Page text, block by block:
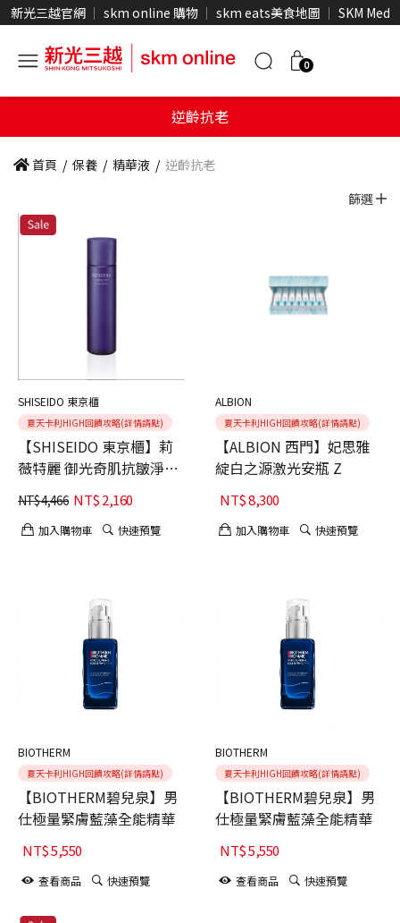
新光三越官網 skm online 購物 skm eats美食地圖 SKM Media
0
逆齡抗老
首頁 / 保養 / 精華液 / 逆齡抗老
篩選
SHISEIDO 東京櫃
夏天卡利HIGH回饋攻略(詳情請點)
【SHISEIDO 東京櫃】莉
薇特麗 御光奇肌抗皺淨煥
活膚精華
NT$4,466 NT$2,160
加入購物車 快速預覽
ALBION
夏天卡利HIGH回饋攻略(詳情請點)
【ALBION 西門】妃思雅
綻白之源激光安瓶 Z
NT$8,300
加入購物車 快速預覽
BIOTHERM
夏天卡利HIGH回饋攻略(詳情請點)
【BIOTHERM碧兒泉】男
仕極量緊膚藍藻全能精華
NT$5,550
查看商品 快速預覽
BIOTHERM
夏天卡利HIGH回饋攻略(詳情請點)
【BIOTHERM碧兒泉】男
仕極量緊膚藍藻全能精華
NT$5,550
查看商品 快速預覽